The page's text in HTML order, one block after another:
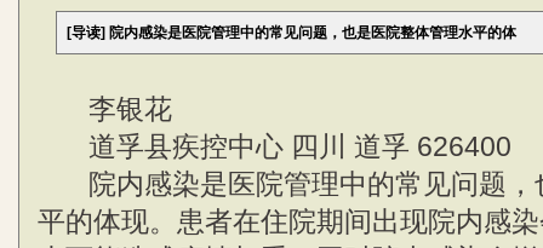
[导读] 院内感染是医院管理中的常见问题，也是医院整体管理水平的体
李银花
道孚县疾控中心 四川 道孚 626400
院内感染是医院管理中的常见问题，
平的体现。患者在住院期间出现院内感